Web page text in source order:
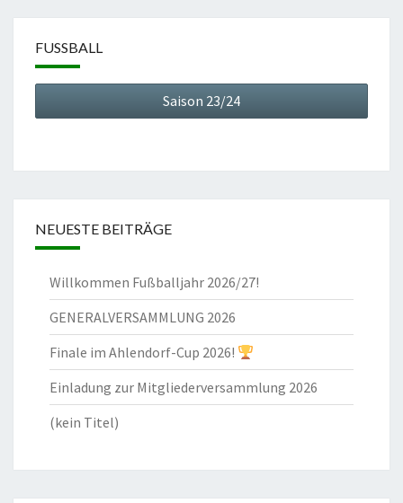
FUSSBALL
Saison 23/24
NEUESTE BEITRÄGE
Willkommen Fußballjahr 2026/27!
GENERALVERSAMMLUNG 2026
Finale im Ahlendorf-Cup 2026!
Einladung zur Mitgliederversammlung 2026
(kein Titel)